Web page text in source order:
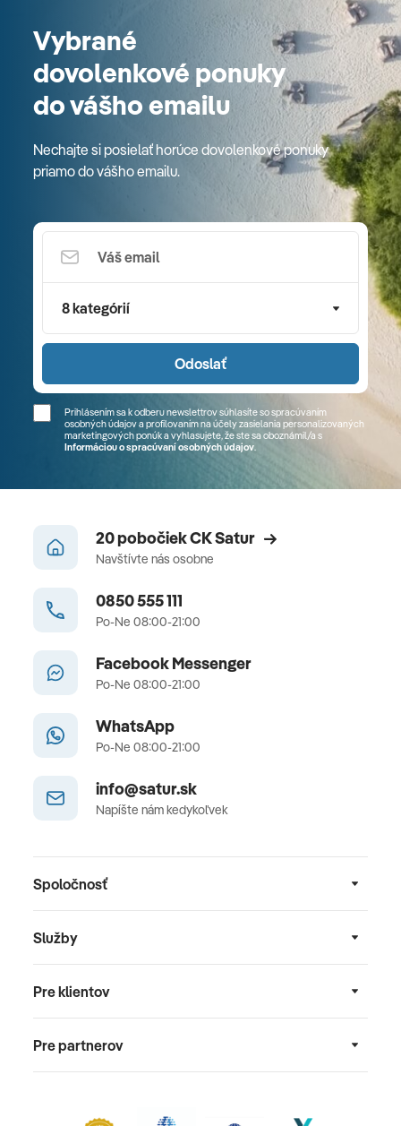
Vybrané
dovolenkové ponuky
do vášho emailu
Nechajte si posielať horúce dovolenkové ponuky
priamo do vášho emailu.
8 kategórií
Odoslať
Prihlásením sa k odberu newslettrov súhlasíte so spracúvaním
osobných údajov a profilovaním na účely zasielania personalizovaných
marketingových ponúk a vyhlasujete, že ste sa oboznámil/a s
Informáciou o spracúvaní osobných údajov.
20 pobočiek CK Satur
Navštívte nás osobne
0850 555 111
Po-Ne 08:00-21:00
Facebook Messenger
Po-Ne 08:00-21:00
WhatsApp
Po-Ne 08:00-21:00
info@satur.sk
Napíšte nám kedykoľvek
Spoločnosť
Služby
Pre klientov
Pre partnerov